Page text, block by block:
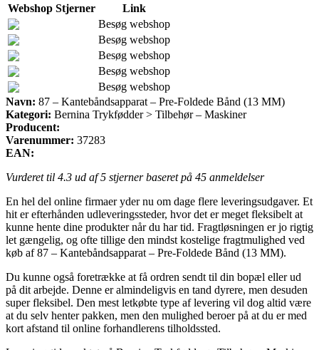
Webshop Stjerner
Link
Besøg webshop
Besøg webshop
Besøg webshop
Besøg webshop
Besøg webshop
Navn: 87 – Kantebåndsapparat – Pre-Foldede Bånd (13 MM)
Kategori: Bernina Trykfødder > Tilbehør – Maskiner
Producent:
Varenummer: 37283
EAN:
Vurderet til 4.3 ud af 5 stjerner baseret på 45 anmeldelser
En hel del online firmaer yder nu om dage flere leveringsudgaver. Et
hit er efterhånden udleveringssteder, hvor det er meget fleksibelt at
kunne hente dine produkter når du har tid. Fragtløsningen er jo rigtig
let gængelig, og ofte tillige den mindst kostelige fragtmulighed ved
køb af 87 – Kantebåndsapparat – Pre-Foldede Bånd (13 MM).
Du kunne også foretrække at få ordren sendt til din bopæl eller ud
på dit arbejde. Denne er almindeligvis en tand dyrere, men desuden
super fleksibel. Den mest letkøbte type af levering vil dog altid være
at du selv henter pakken, men den mulighed beroer på at du er med
kort afstand til online forhandlerens tilholdssted.